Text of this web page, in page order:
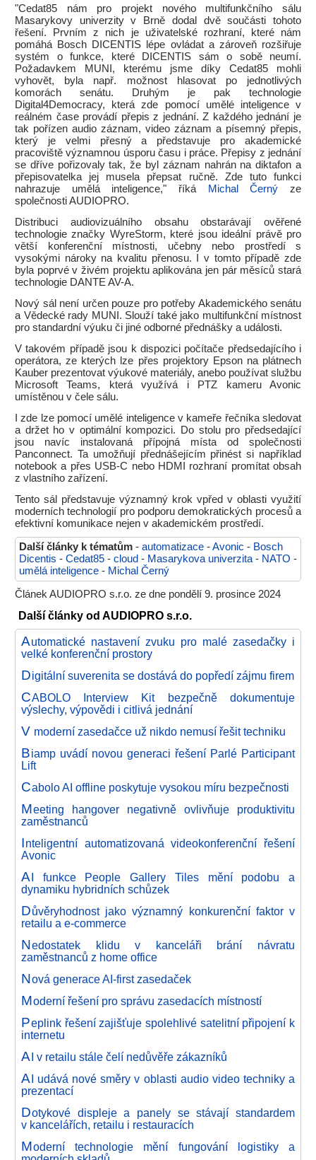
"Cedat85 nám pro projekt nového multifunkčního sálu
Masarykovy univerzity v Brně dodal dvě součásti tohoto
řešení. Prvním z nich je uživatelské rozhraní, které nám
pomáhá Bosch DICENTIS lépe ovládat a zároveň rozšiřuje
systém o funkce, které DICENTIS sám o sobě neumí.
Požadavkem MUNI, kterému jsme díky Cedat85 mohli
vyhovět, byla např. možnost hlasovat po jednotlivých
komorách senátu. Druhým je pak technologie
Digital4Democracy, která zde pomocí umělé inteligence v
reálném čase provádí přepis z jednání. Z každého jednání je
tak pořízen audio záznam, video záznam a písemný přepis,
který je velmi přesný a představuje pro akademické
pracoviště významnou úsporu času i práce. Přepisy z jednání
se dříve pořizovaly tak, že byl záznam nahrán na diktafon a
přepisovatelka jej musela přepsat ručně. Zde tuto funkci
nahrazuje umělá inteligence," říká
Michal Černý ze
společnosti AUDIOPRO.
Distribuci audiovizuálního obsahu obstarávají ověřené
technologie značky WyreStorm, které jsou ideální právě pro
větší konferenční místnosti, učebny nebo prostředí s
vysokými nároky na kvalitu přenosu. I v tomto případě zde
byla poprvé v živém projektu aplikována jen pár měsíců stará
technologie DANTE AV-A.
Nový sál není určen pouze pro potřeby Akademického senátu
a Vědecké rady MUNI. Slouží také jako multifunkční místnost
pro standardní výuku či jiné odborné přednášky a události.
V takovém případě jsou k dispozici počítače předsedajícího i
operátora, ze kterých lze přes projektory Epson na plátnech
Kauber prezentovat výukové materiály, anebo používat službu
Microsoft Teams, která využívá i PTZ kameru Avonic
umístěnou v čele sálu.
I zde lze pomocí umělé inteligence v kameře řečníka sledovat
a držet ho v optimální kompozici. Do stolu pro předsedající
jsou navíc instalovaná přípojná místa od společnosti
Panconnect. Ta umožňují přednášejícím přinést si například
notebook a přes USB-C nebo HDMI rozhraní promítat obsah
z vlastního zařízení.
Tento sál představuje významný krok vpřed v oblasti využití
moderních technologií pro podporu demokratických procesů a
efektivní komunikace nejen v akademickém prostředí.
Další články k tématům - automatizace -Avonic - Bosch
Dicentis - Cedat85 - cloud - Masarykova univerzita - NATO -
umělá inteligence - Michal Černý
Článek AUDIOPRO s.r.o. ze dne pondělí 9. prosince 2024
Další články od AUDIOPRO s.r.o.
Automatické nastavení zvuku pro malé zasedačky i
velké konferenční prostory
Digitální suverenita se dostává do popředí zájmu firem
CABOLO Interview Kit bezpečně dokumentuje
výslechy, výpovědi i citlivá jednání
V moderní zasedačce už nikdo nemusí řešit techniku
Biamp uvádí novou generaci řešení Parlé Participant
Lift
Cabolo AI offline poskytuje vysokou míru bezpečnosti
Meeting hangover negativně ovlivňuje produktivitu
zaměstnanců
Inteligentní automatizovaná videokonferenční řešení
Avonic
AI funkce People Gallery Tiles mění podobu a
dynamiku hybridních schůzek
Důvěryhodnost jako významný konkurenční faktor v
retailu a e-commerce
Nedostatek klidu v kanceláři brání návratu
zaměstnanců z home office
Nová generace AI-first zasedaček
Moderní řešení pro správu zasedacích místností
Peplink řešení zajišťuje spolehlivé satelitní připojení k
internetu
AI v retailu stále čelí nedůvěře zákazníků
AI udává nové směry v oblasti audio video techniky a
prezentací
Dotykové displeje a panely se stávají standardem
v kancelářích, retailu i restauracích
Moderní technologie mění fungování logistiky a